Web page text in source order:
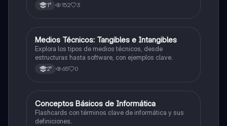
1° 152 3
MOtros
Medios Técnicos: Tangibles e Intangibles
Explora los tipos de medios técnicos, desde
estructuras hasta software, con ejemplos clave.
2° 65 0
COtros
Conceptos Básicos de Informática
Flashcards con términos clave de informática y sus
definiciones.